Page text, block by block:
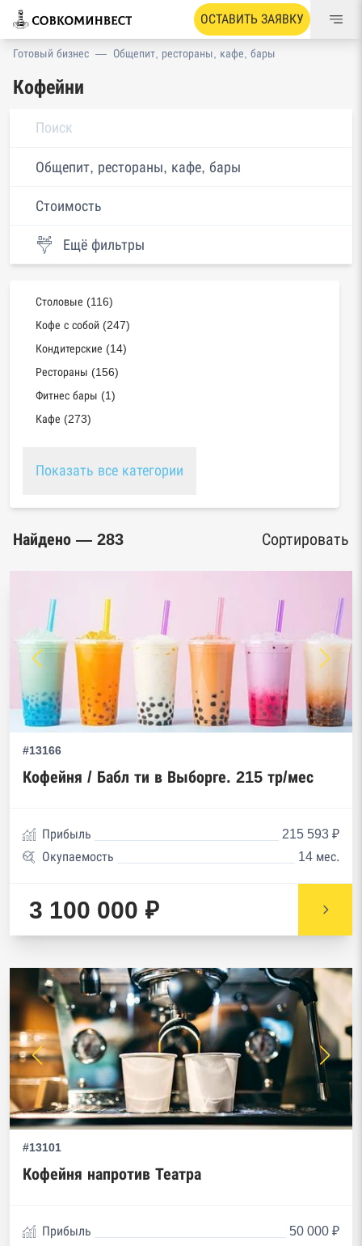
ОСТАВИТЬ ЗАЯВКУ
Готовый бизнес — Общепит, рестораны, кафе, бары
Кофейни
Общепит, рестораны, кафе, бары
Стоимость
Ещё фильтры
Столовые (116)
Кофе с собой (247)
Кондитерские (14)
Рестораны (156)
Фитнес бары (1)
Кафе (273)
Показать все категории
Найдено — 283 Сортировать
#13166
Кофейня / Бабл ти в Выборге. 215 тр/мес
Прибыль
215 593 ₽
Окупаемость
14 мес.
3 100 000 ₽
#13101
Кофейня напротив Театра
Прибыль
50 000 ₽